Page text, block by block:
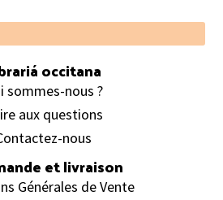
occitana
sommes-nous ?
aux questions
nous
et livraison
Générales de Vente